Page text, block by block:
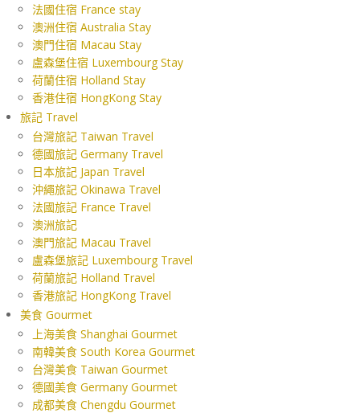
法國住宿 France stay
澳洲住宿 Australia Stay
澳門住宿 Macau Stay
盧森堡住宿 Luxembourg Stay
荷蘭住宿 Holland Stay
香港住宿 HongKong Stay
旅記 Travel
台灣旅記 Taiwan Travel
德國旅記 Germany Travel
日本旅記 Japan Travel
沖繩旅記 Okinawa Travel
法國旅記 France Travel
澳洲旅記
澳門旅記 Macau Travel
盧森堡旅記 Luxembourg Travel
荷蘭旅記 Holland Travel
香港旅記 HongKong Travel
美食 Gourmet
上海美食 Shanghai Gourmet
南韓美食 South Korea Gourmet
台灣美食 Taiwan Gourmet
德國美食 Germany Gourmet
成都美食 Chengdu Gourmet